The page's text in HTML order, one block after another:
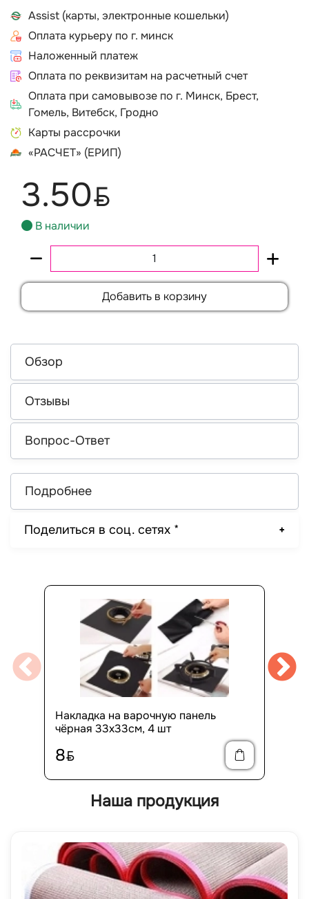
Assist (карты, электронные кошельки)
Оплата курьеру по г. минск
Наложенный платеж
Оплата по реквизитам на расчетный счет
Оплата при самовывозе по г. Минск, Брест,
Гомель, Витебск, Гродно
Карты рассрочки
«РАСЧЕТ» (ЕРИП)
3.50BYN
В наличии
Добавить в корзину
Обзор
Отзывы
Вопрос-Ответ
Подробнее
Поделиться в соц. сетях *
Накладка на варочную панель
чёрная 33х33см, 4 шт
8BYN
Наша продукция